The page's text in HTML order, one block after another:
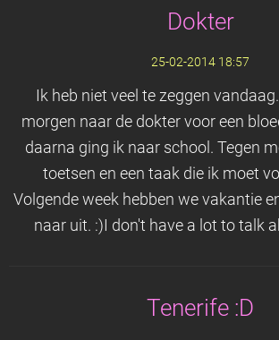
Dokter
25-02-2014 18:57
Ik heb niet veel te zeggen
morgen naar de dokter voor een
daarna ging ik naar school. Tegen
toetsen en een taak die ik moet
Volgende week hebben we vakantie
naar uit. :)I don't have a lot to talk
Tenerife :D